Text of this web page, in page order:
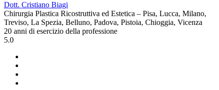
Dott. Cristiano Biagi
Chirurgia Plastica Ricostruttiva ed Estetica – Pisa, Lucca, Milano,
Treviso, La Spezia, Belluno, Padova, Pistoia, Chioggia, Vicenza
20 anni di esercizio della professione
5.0